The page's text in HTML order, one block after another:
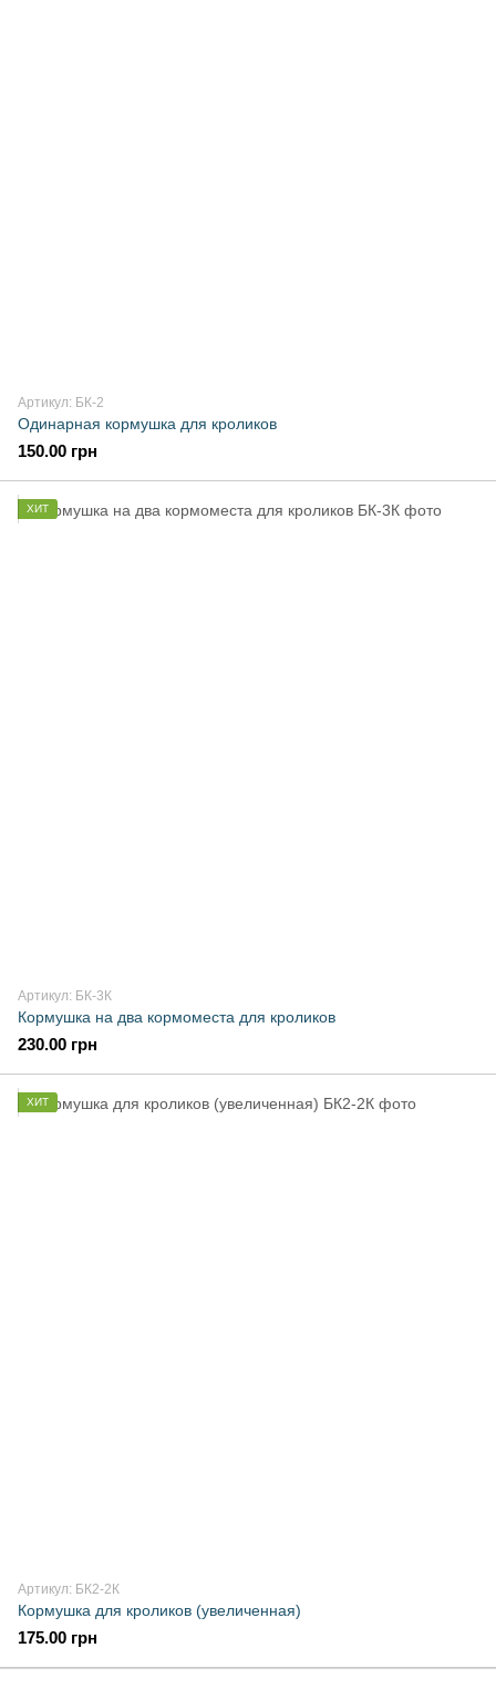
Артикул: БК-2
Одинарная кормушка для кроликов
150.00 грн
ХИТ
Артикул: БК-3К
Кормушка на два кормоместа для кроликов
230.00 грн
ХИТ
Артикул: БК2-2К
Кормушка для кроликов (увеличенная)
175.00 грн